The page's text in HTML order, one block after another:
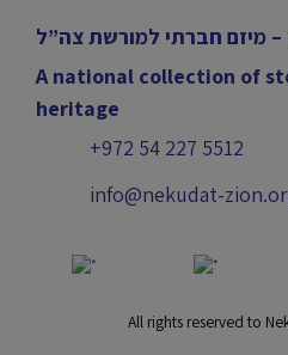
– מיזם חברתי למורשת צה”ל
A national collection of
heritage
+972 54 227 5512
info@nekudat-
All rights reserved to